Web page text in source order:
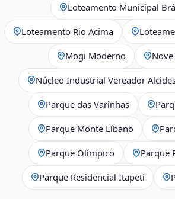
Loteamento Municipal
Loteamento Rio Acima
Mogi Moderno
Núcleo Industrial Vereador
Parque das Varinhas
Parque Monte Líbano
Parque Olímpico Parque
Parque Residencial Itapeti